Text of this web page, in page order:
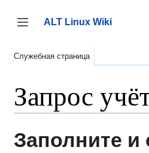
содержанию
Переключить боковую панель
ALT Linux Wiki
Служебная страница
Запрос
Заполните